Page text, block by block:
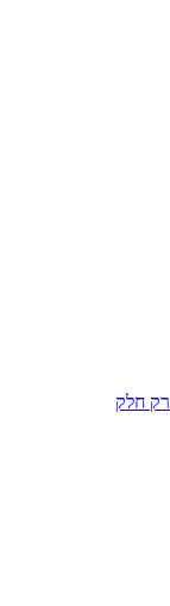
חלק